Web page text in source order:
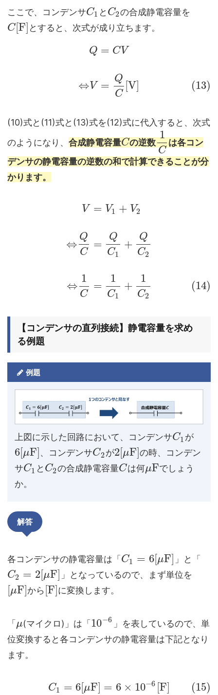
ここで、コンデンサC1 と C2の合成静電容量を
C[F] とすると、次式が成り立ちます。
Q
⇔V
=
=
CV
Q
C
[V] (13)
(10)式と(11)式と(13)式を(12)式に代入すると、次式
のようになり、 合成静電容量Cの逆数
1
C
は各コン
デンサの静電容量の逆数の和で計算できることが分
かります。
V
⇔
Q
C
⇔
1
C
=
=
=
V1 + V2
Q
C1
+
Q
C2
1
C1
+
1
C2
(14)
【コンデンサの直列接続】静電容量を求め
る例題
例題
上図に示した回路において、コンデンサC1 が
6 μF 、コンデンサC2が2[ μF の時、コンデン
サC1 と C2の合成静電容量Cは何μFでしょう
か。
解答
各コンデンサの静電容量は「 C1 = 6[ μF
」と「
C2 = 2[ μF 」となっているので、まず単位を
μF から [F に変換します。
「 μ(マイクロ)」は「 10−6 」を表しているので、単
位変換すると各コンデンサの静電容量は下記となり
ます。
C1 = 6 μF = 6 × 10−6 F (15)